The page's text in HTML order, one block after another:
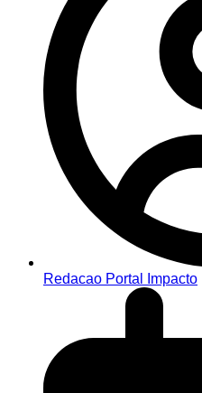
Redacao Portal Impacto